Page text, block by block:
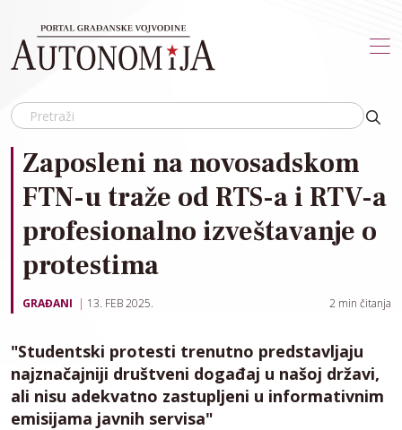
Zaposleni na novosadskom
FTN-u traže od RTS-a i RTV-a
profesionalno izveštavanje o
protestima
GRAĐANI 13. FEB 2025. 2 min čitanja
"Studentski protesti trenutno predstavljaju
najznačajniji društveni događaj u našoj državi,
ali nisu adekvatno zastupljeni u informativnim
emisijama javnih servisa"